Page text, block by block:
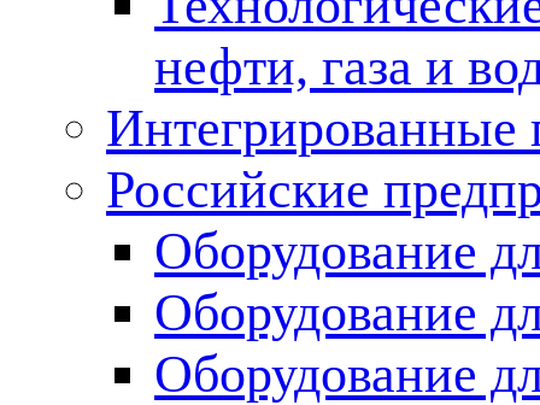
нефти, газа и
Российские
Оборудование
Оборудование
Оборудование